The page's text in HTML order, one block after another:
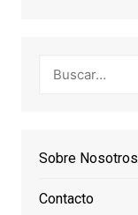
Sobre Nosotros
Contacto